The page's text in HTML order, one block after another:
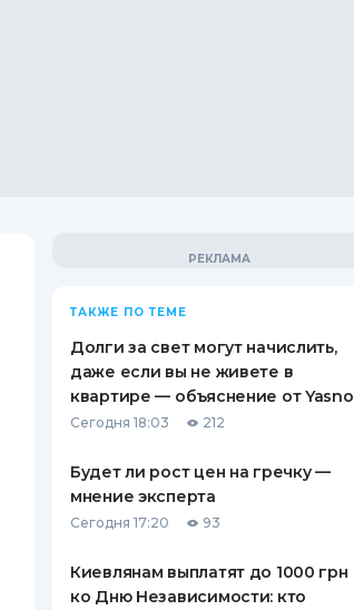
ТАКЖЕ ПО ТЕМЕ
Долги за свет могут начислить,
даже если вы не живете в
квартире — объяснение от Yasno
Сегодня 18:03 212
Будет ли рост цен на гречку —
мнение эксперта
Сегодня 17:20 93
Киевлянам выплатят до 1000 грн
ко Дню Независимости: кто